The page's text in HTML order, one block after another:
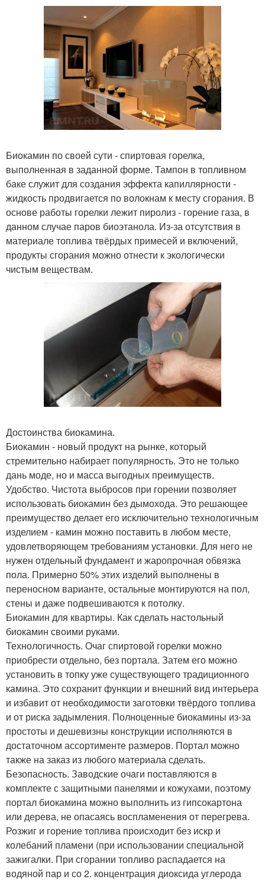
Биокамин по своей сути - спиртовая горелка,
выполненная в заданной форме. Тампон в топливном
баке служит для создания эффекта капиллярности -
жидкость продвигается по волокнам к месту сгорания. В
основе работы горелки лежит пиролиз - горение газа, в
данном случае паров биоэтанола. Из-за отсутствия в
материале топлива твёрдых примесей и включений,
продукты сгорания можно отнести к экологически
чистым веществам.
Достоинства биокамина.
Биокамин - новый продукт на рынке, который
стремительно набирает популярность. Это не только
дань моде, но и масса выгодных преимуществ.
Удобство. Чистота выбросов при горении позволяет
использовать биокамин без дымохода. Это решающее
преимущество делает его исключительно технологичным
изделием - камин можно поставить в любом месте,
удовлетворяющем требованиям установки. Для него не
нужен отдельный фундамент и жаропрочная обвязка
пола. Примерно 50% этих изделий выполнены в
переносном варианте, остальные монтируются на пол,
стены и даже подвешиваются к потолку.
Биокамин для квартиры. Как сделать настольный
биокамин своими руками.
Технологичность. Очаг спиртовой горелки можно
приобрести отдельно, без портала. Затем его можно
установить в топку уже существующего традиционного
камина. Это сохранит функции и внешний вид интерьера
и избавит от необходимости заготовки твёрдого топлива
и от риска задымления. Полноценные биокамины из-за
простоты и дешевизны конструкции исполняются в
достаточном ассортименте размеров. Портал можно
также на заказ из любого материала сделать.
Безопасность. Заводские очаги поставляются в
комплекте с защитными панелями и кожухами, поэтому
портал биокамина можно выполнить из гипсокартона
или дерева, не опасаясь воспламенения от перегрева.
Розжиг и горение топлива происходит без искр и
колебаний пламени (при использовании специальной
зажигалки. При сгорании топливо распадается на
водяной пар и со 2. концентрация диоксида углерода